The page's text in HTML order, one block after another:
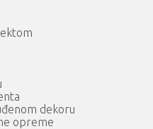
dekoru
opreme